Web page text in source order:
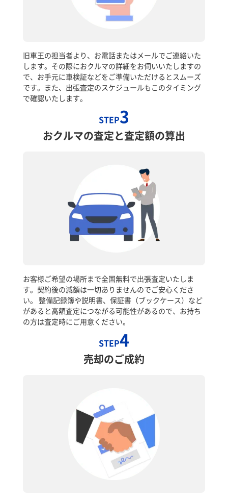
旧車王の担当者より、お電話またはメールでご連絡いた
します。その際におクルマの詳細をお伺いいたしますの
で、お手元に車検証などをご準備いただけるとスムーズ
です。また、出張査定のスケジュールもこのタイミング
で確認いたします。
STEP3
おクルマの査定と査定額の算出
お客様ご希望の場所まで全国無料で出張査定いたしま
す。契約後の減額は一切ありませんのでご安心くださ
い。 整備記録簿や説明書、保証書（ブックケース）など
があると高額査定につながる可能性があるので、お持ち
の方は査定時にご用意ください。
STEP4
売却のご成約